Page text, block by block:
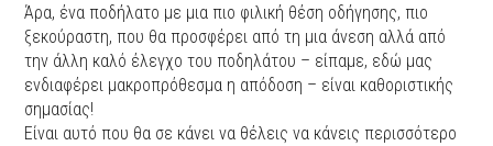
Άρα, ένα ποδήλατο με μια πιο φιλική θέση οδήγησης, πιο
ξεκούραστη, που θα προσφέρει από τη μια άνεση αλλά από
την άλλη καλό έλεγχο του ποδηλάτου – είπαμε, εδώ μας
ενδιαφέρει μακροπρόθεσμα η απόδοση – είναι καθοριστικής
σημασίας!
Είναι αυτό που θα σε κάνει να θέλεις να κάνεις περισσότερο